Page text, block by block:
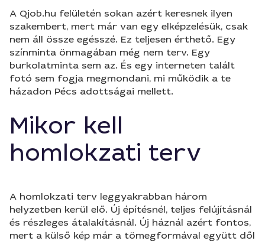
A Qjob.hu felületén sokan azért keresnek ilyen
szakembert, mert már van egy elképzelésük, csak
nem áll össze egésszé. Ez teljesen érthető. Egy
színminta önmagában még nem terv. Egy
burkolatminta sem az. És egy interneten talált
fotó sem fogja megmondani, mi működik a te
házadon Pécs adottságai mellett.
Mikor kell
homlokzati terv
A homlokzati terv leggyakrabban három
helyzetben kerül elő. Új építésnél, teljes felújításnál
és részleges átalakításnál. Új háznál azért fontos,
mert a külső kép már a tömegformával együtt dől